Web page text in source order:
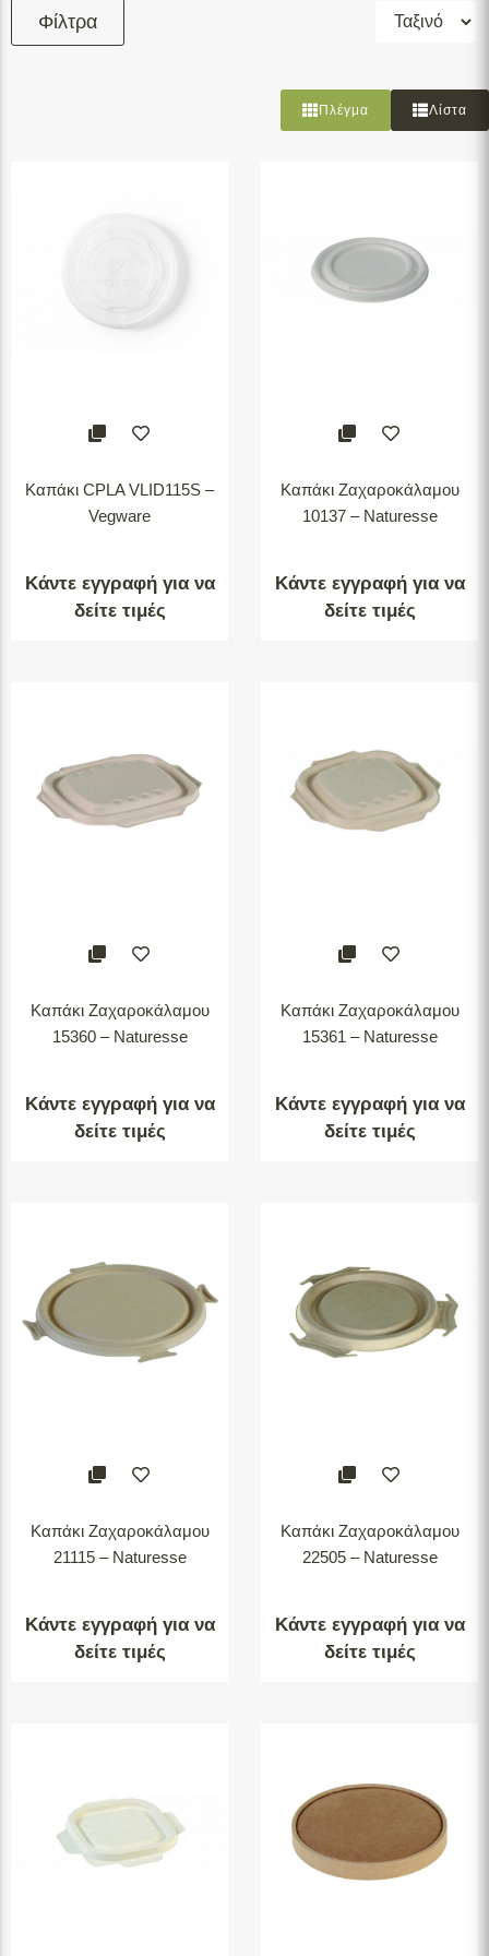
Φίλτρα
Πλέγμα Λίστα
Καπάκι CPLA VLID115S –
Vegware
Κάντε εγγραφή για να
δείτε τιμές
Καπάκι Ζαχαροκάλαμου
10137 – Naturesse
Κάντε εγγραφή για να
δείτε τιμές
Καπάκι Ζαχαροκάλαμου
15360 – Naturesse
Κάντε εγγραφή για να
δείτε τιμές
Καπάκι Ζαχαροκάλαμου
15361 – Naturesse
Κάντε εγγραφή για να
δείτε τιμές
Καπάκι Ζαχαροκάλαμου
21115 – Naturesse
Κάντε εγγραφή για να
δείτε τιμές
Καπάκι Ζαχαροκάλαμου
22505 – Naturesse
Κάντε εγγραφή για να
δείτε τιμές
*Επιλέγετε τα φίλτρα που θέλετε και στη